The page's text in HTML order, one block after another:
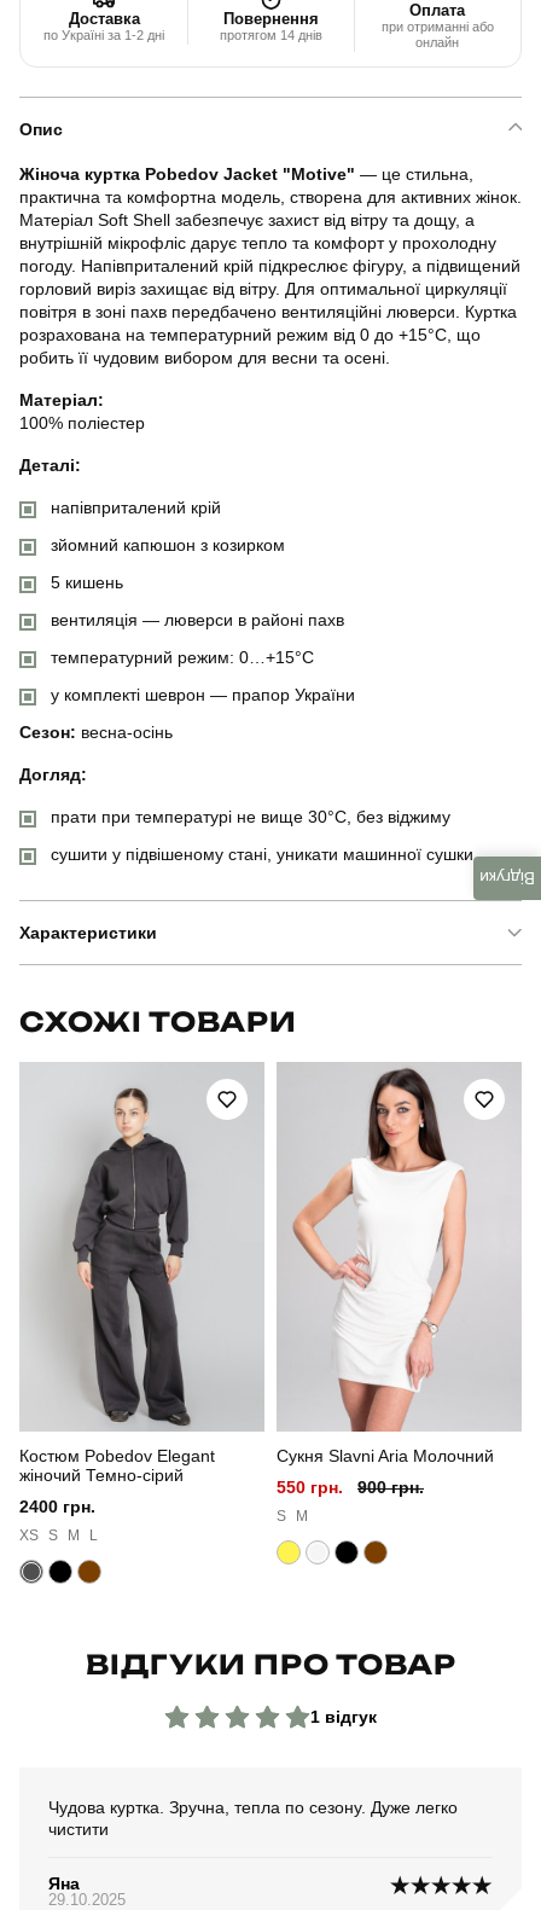
Доставка
по Україні за 1-2 дні
Повернення
протягом 14 днів
Оплата
при отриманні або
онлайн
Опис
Жіноча куртка Pobedov Jacket "Motive" — це стильна,
практична та комфортна модель, створена для активних жінок.
Матеріал Soft Shell забезпечує захист від вітру та дощу, а
внутрішній мікрофліс дарує тепло та комфорт у прохолодну
погоду. Напівприталений крій підкреслює фігуру, а підвищений
горловий виріз захищає від вітру. Для оптимальної циркуляції
повітря в зоні пахв передбачено вентиляційні люверси. Куртка
розрахована на температурний режим від 0 до +15°C, що
робить її чудовим вибором для весни та осені.
Матеріал:
100% поліестер
Деталі:
напівприталений крій
зйомний капюшон з козирком
5 кишень
вентиляція — люверси в районі пахв
температурний режим: 0…+15°C
у комплекті шеврон — прапор України
Сезон: весна-осінь
Догляд:
прати при температурі не вище 30°C, без віджиму
сушити у підвішеному стані, уникати машинної сушки
Характеристики
OWku2758Skt
Призначення для повсякденного носіння
повсякденний
Колір койот
Матеріал
Склад тканини
СХОЖІ ТОВАРИ
Костюм Pobedov Elegant
жіночий Темно-сірий
2400 грн.
XS S M L
Сукня Slavni Aria Молочний
550 грн.
900 грн.
S M
ВІДГУКИ ПРО ТОВАР
Відгуки
1 відгук
Чудова куртка. Зручна, тепла по сезону. Дуже легко
чистити
Яна
29.10.2025